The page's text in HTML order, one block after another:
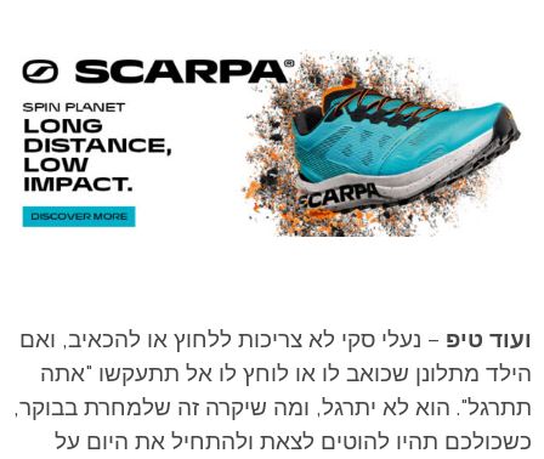
ועוד טיפ – נעלי סקי לא צריכות ללחוץ או להכאיב, ואם
הילד מתלונן שכואב לו או לוחץ לו אל תתעקשו "אתה
תתרגל". הוא לא יתרגל, ומה שיקרה זה שלמחרת בבוקר,
כשכולכם תהיו להוטים לצאת ולהתחיל את היום על